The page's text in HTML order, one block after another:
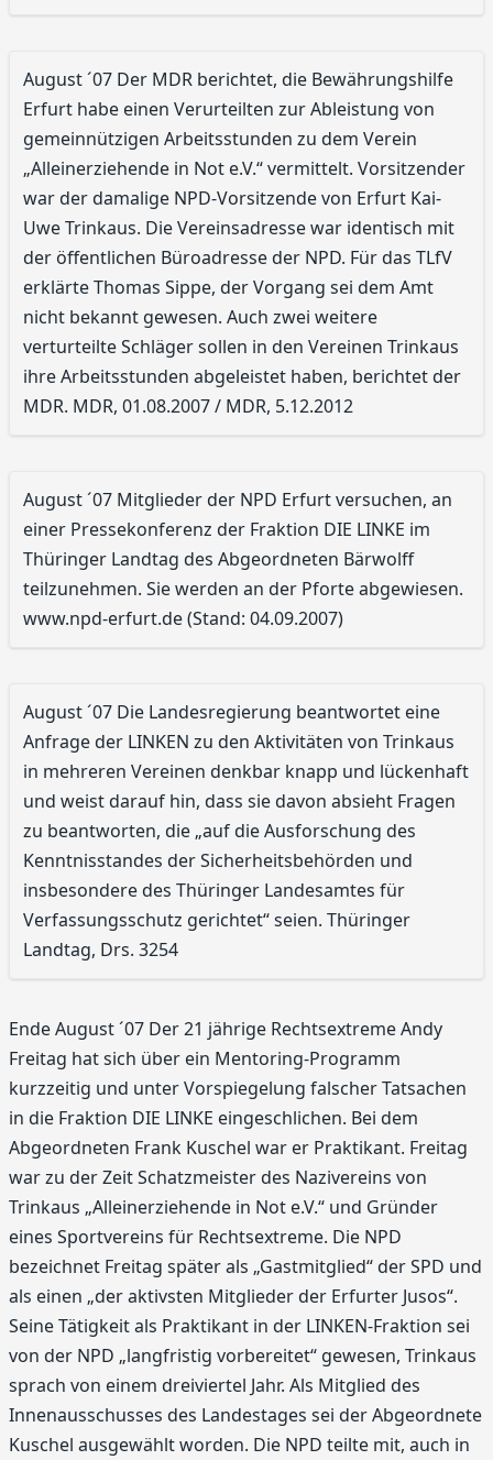
August ´07 Der MDR berichtet, die Bewährungshilfe
Erfurt habe einen Verurteilten zur Ableistung von
gemeinnützigen Arbeitsstunden zu dem Verein
„Alleinerziehende in Not e.V.“ vermittelt. Vorsitzender
war der damalige NPD-Vorsitzende von Erfurt Kai-
Uwe Trinkaus. Die Vereinsadresse war identisch mit
der öffentlichen Büroadresse der NPD. Für das TLfV
erklärte Thomas Sippe, der Vorgang sei dem Amt
nicht bekannt gewesen. Auch zwei weitere
verturteilte Schläger sollen in den Vereinen Trinkaus
ihre Arbeitsstunden abgeleistet haben, berichtet der
MDR. MDR, 01.08.2007 / MDR, 5.12.2012
August ´07 Mitglieder der NPD Erfurt versuchen, an
einer Pressekonferenz der Fraktion DIE LINKE im
Thüringer Landtag des Abgeordneten Bärwolff
teilzunehmen. Sie werden an der Pforte abgewiesen.
www.npd-erfurt.de (Stand: 04.09.2007)
August ´07 Die Landesregierung beantwortet eine
Anfrage der LINKEN zu den Aktivitäten von Trinkaus
in mehreren Vereinen denkbar knapp und lückenhaft
und weist darauf hin, dass sie davon absieht Fragen
zu beantworten, die „auf die Ausforschung des
Kenntnisstandes der Sicherheitsbehörden und
insbesondere des Thüringer Landesamtes für
Verfassungsschutz gerichtet“ seien. Thüringer
Landtag, Drs. 3254
Ende August ´07 Der 21 jährige Rechtsextreme Andy
Freitag hat sich über ein Mentoring-Programm
kurzzeitig und unter Vorspiegelung falscher Tatsachen
in die Fraktion DIE LINKE eingeschlichen. Bei dem
Abgeordneten Frank Kuschel war er Praktikant. Freitag
war zu der Zeit Schatzmeister des Nazivereins von
Trinkaus „Alleinerziehende in Not e.V.“ und Gründer
eines Sportvereins für Rechtsextreme. Die NPD
bezeichnet Freitag später als „Gastmitglied“ der SPD und
als einen „der aktivsten Mitglieder der Erfurter Jusos“.
Seine Tätigkeit als Praktikant in der LINKEN-Fraktion sei
von der NPD „langfristig vorbereitet“ gewesen, Trinkaus
sprach von einem dreiviertel Jahr. Als Mitglied des
Innenausschusses des Landestages sei der Abgeordnete
Kuschel ausgewählt worden. Die NPD teilte mit, auch in